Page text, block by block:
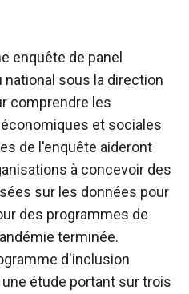
enquête de panel
sous la direction
comprendre les
et sociales
de l'enquête aideront
à concevoir des
sur les données pour
des programmes de
terminée.
d'inclusion
étude portant sur trois